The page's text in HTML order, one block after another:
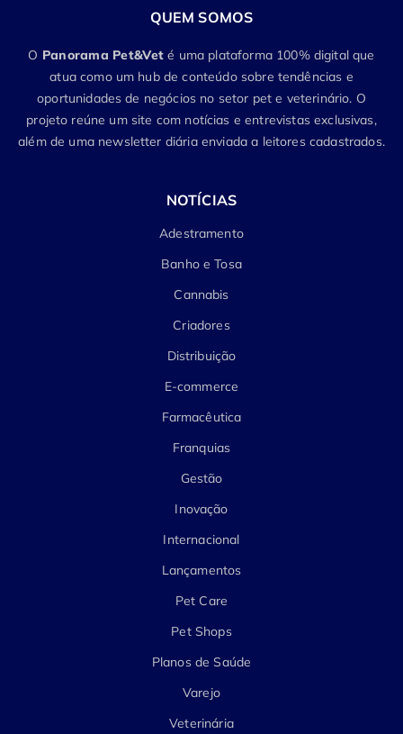
QUEM SOMOS
O Panorama Pet&Vet é uma plataforma 100% digital que
atua como um hub de conteúdo sobre tendências e
oportunidades de negócios no setor pet e veterinário. O
projeto reúne um site com notícias e entrevistas exclusivas,
além de uma newsletter diária enviada a leitores cadastrados.
NOTÍCIAS
Adestramento
Banho e Tosa
Cannabis
Criadores
Distribuição
E-commerce
Farmacêutica
Franquias
Gestão
Inovação
Internacional
Lançamentos
Pet Care
Pet Shops
Planos de Saúde
Varejo
Veterinária